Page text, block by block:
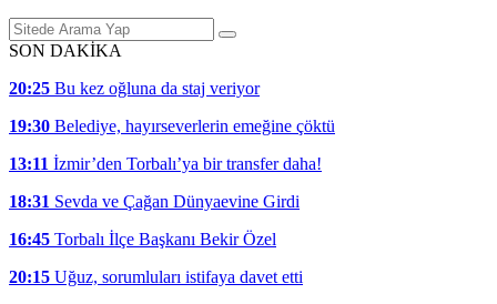
SON DAKİKA
20:25 Bu kez oğluna da staj veriyor
19:30 Belediye, hayırseverlerin emeğine çöktü
13:11 İzmir’den Torbalı’ya bir transfer daha!
18:31 Sevda ve Çağan Dünyaevine Girdi
16:45 Torbalı İlçe Başkanı Bekir Özel
20:15 Uğuz, sorumluları istifaya davet etti